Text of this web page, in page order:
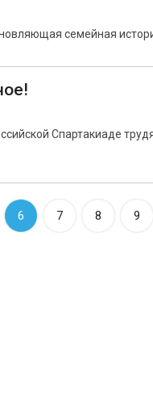
семейная
Спартакиаде
6 7 8 9